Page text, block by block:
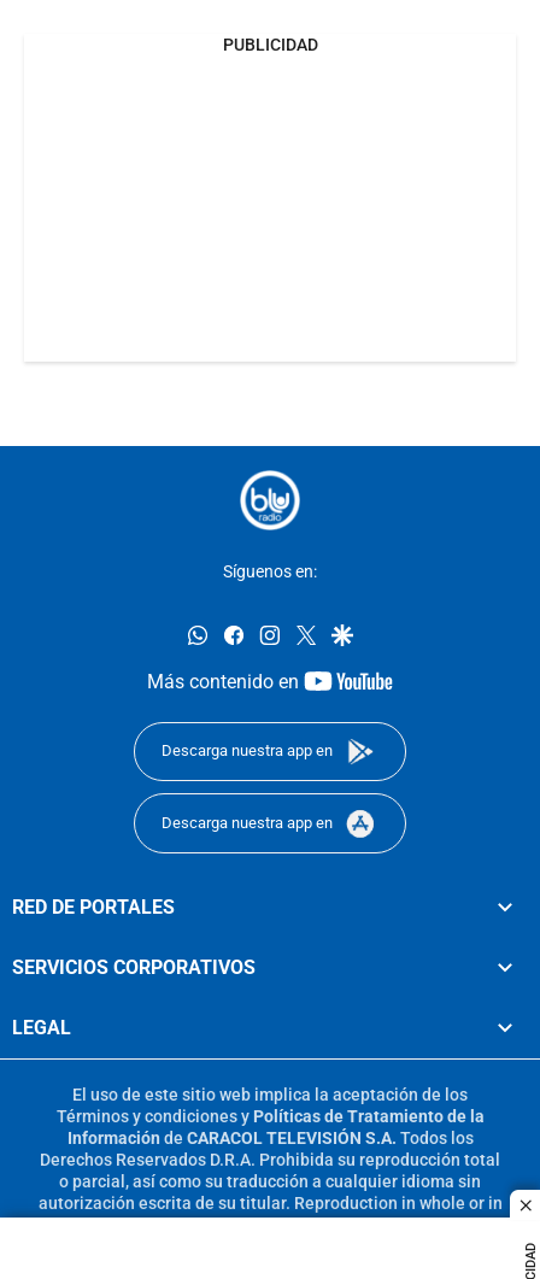
PUBLICIDAD
Síguenos en:
whatsappfacebookinstagram
twittergoogle
Más contenido en
youtube-
Descarga nuestra app en
Descarga nuestra app en
RED DE PORTALES
SERVICIOS CORPORATIVOS
LEGAL
El uso de este sitio web implica la aceptación de los
Términos y condicionesy Políticas de Tratamiento de la
Información de CARACOL TELEVISIÓN S.A. Todos los
Derechos Reservados D.R.A. Prohibida su reproducción total
o parcial, así como su traducción a cualquier idioma sin
autorización escrita de su titular. Reproduction in whole or in
part, or translation without written permission is prohibited.